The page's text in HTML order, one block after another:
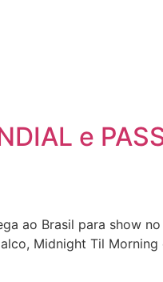
e
ao Brasil para show no
Midnight Til Morning